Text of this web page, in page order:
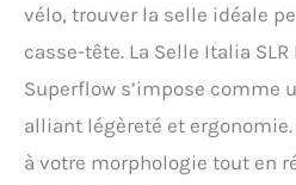
vélo, trouver la selle idéale
casse-tête. La Selle Italia
Superflow s’impose comme
alliant légèreté et ergonomie.
à votre morphologie tout en